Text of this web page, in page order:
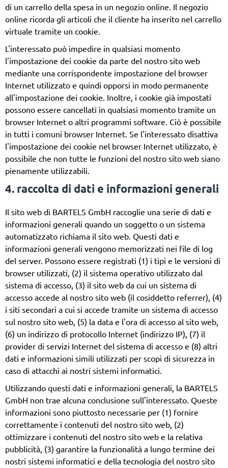
di un carrello della spesa in un negozio online. Il negozio
online ricorda gli articoli che il cliente ha inserito nel carrello
virtuale tramite un cookie.
L'interessato può impedire in qualsiasi momento
l'impostazione dei cookie da parte del nostro sito web
mediante una corrispondente impostazione del browser
Internet utilizzato e quindi opporsi in modo permanente
all'impostazione dei cookie. Inoltre, i cookie già impostati
possono essere cancellati in qualsiasi momento tramite un
browser Internet o altri programmi software. Ciò è possibile
in tutti i comuni browser Internet. Se l'interessato disattiva
l'impostazione dei cookie nel browser Internet utilizzato, è
possibile che non tutte le funzioni del nostro sito web siano
pienamente utilizzabili.
4. raccolta di dati e informazioni generali
Il sito web di BARTELS GmbH raccoglie una serie di dati e
informazioni generali quando un soggetto o un sistema
automatizzato richiama il sito web. Questi dati e
informazioni generali vengono memorizzati nei file di log
del server. Possono essere registrati (1) i tipi e le versioni di
browser utilizzati, (2) il sistema operativo utilizzato dal
sistema di accesso, (3) il sito web da cui un sistema di
accesso accede al nostro sito web (il cosiddetto referrer), (4)
i siti secondari a cui si accede tramite un sistema di accesso
sul nostro sito web, (5) la data e l'ora di accesso al sito web,
(6) un indirizzo di protocollo Internet (indirizzo IP), (7) il
provider di servizi Internet del sistema di accesso e (8) altri
dati e informazioni simili utilizzati per scopi di sicurezza in
caso di attacchi ai nostri sistemi informatici.
Utilizzando questi dati e informazioni generali, la BARTELS
GmbH non trae alcuna conclusione sull'interessato. Queste
informazioni sono piuttosto necessarie per (1) fornire
correttamente i contenuti del nostro sito web, (2)
ottimizzare i contenuti del nostro sito web e la relativa
pubblicità, (3) garantire la funzionalità a lungo termine dei
nostri sistemi informatici e della tecnologia del nostro sito